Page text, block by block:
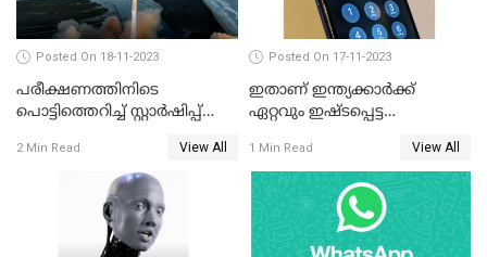
Posted On 18-11-2023
പരീക്ഷണത്തിനിടെ
പൊട്ടിത്തെറിച്ച് സ്റ്റാര്‍ഷിപ്പ്
2 Min Read View All
Posted On 17-11-2023
ഇതാണ് ഇന്ത്യക്കാർക്ക്
ഏറ്റവും ഇഷ്ടപ്പെട്ട
1 Min Read View All